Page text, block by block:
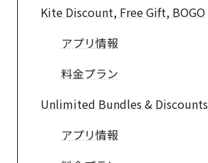
Kite Discount, Free Gift, BOGO
アプリ情報
料金プラン
Unlimited Bundles & Discounts
アプリ情報